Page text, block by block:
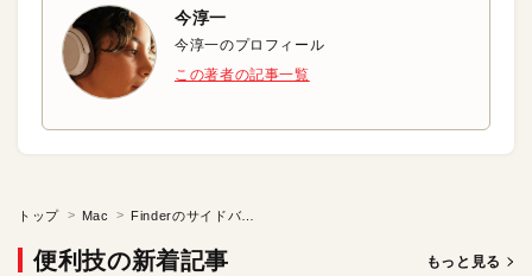
今淳一
今淳一のプロフィール
この著者の記事一覧
トップ Mac
便利技の新着記事 もっと見る